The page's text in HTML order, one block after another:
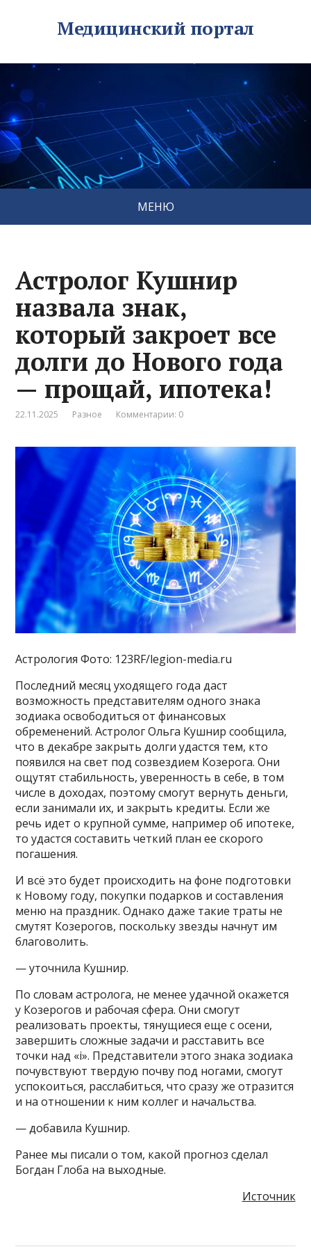
Медицинский портал
МЕНЮ
Астролог Кушнир
назвала знак,
который закроет все
долги до Нового года
— прощай, ипотека!
22.11.2025 Разное Комментарии: 0
Астрология Фото: 123RF/legion-media.ru
Последний месяц уходящего года даст
возможность представителям одного знака
зодиака освободиться от финансовых
обременений. Астролог Ольга Кушнир сообщила,
что в декабре закрыть долги удастся тем, кто
появился на свет под созвездием Козерога. Они
ощутят стабильность, уверенность в себе, в том
числе в доходах, поэтому смогут вернуть деньги,
если занимали их, и закрыть кредиты. Если же
речь идет о крупной сумме, например об ипотеке,
то удастся составить четкий план ее скорого
погашения.
И всё это будет происходить на фоне подготовки
к Новому году, покупки подарков и составления
меню на праздник. Однако даже такие траты не
смутят Козерогов, поскольку звезды начнут им
благоволить.
— уточнила Кушнир.
По словам астролога, не менее удачной окажется
у Козерогов и рабочая сфера. Они смогут
реализовать проекты, тянущиеся еще с осени,
завершить сложные задачи и расставить все
точки над «i». Представители этого знака зодиака
почувствуют твердую почву под ногами, смогут
успокоиться, расслабиться, что сразу же отразится
и на отношении к ним коллег и начальства.
— добавила Кушнир.
Ранее мы писали о том, какой прогноз сделал
Богдан Глоба на выходные.
Источник